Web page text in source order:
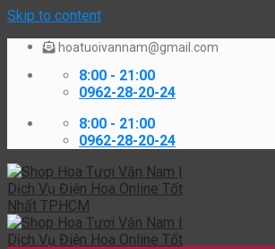
Skip to content
hoatuoivannam@gmail.com
8:00 - 21:00
0962-28-20-24
8:00 - 21:00
0962-28-20-24